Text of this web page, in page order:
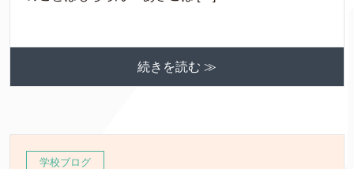
続きを読む ≫
学校ブログ